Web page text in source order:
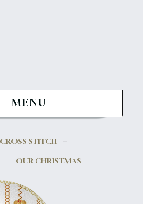
MENU
CROSS STITCH
OUR CHRISTMAS